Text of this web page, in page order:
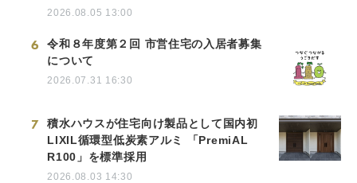
2026.08.05 13:00
6
令和８年度第２回 市営住宅の入居者募集
について
2026.07.31 16:30
7
積水ハウスが住宅向け製品として国内初
LIXIL循環型低炭素アルミ 「PremiAL
R100」を標準採用
2026.08.03 14:30